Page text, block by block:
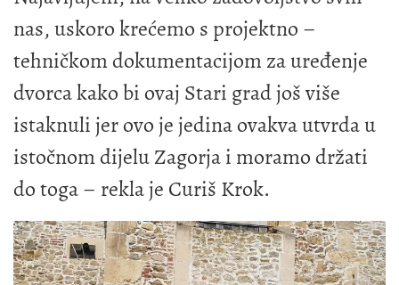
nas, uskoro krećemo s projektno –
tehničkom dokumentacijom za uređenje
dvorca kako bi ovaj Stari grad još više
istaknuli jer ovo je jedina ovakva utvrda u
istočnom dijelu Zagorja i moramo držati
do toga – rekla je Curiš Krok.